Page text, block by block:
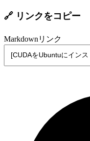
🔗 リンクをコピー
Markdownリンク